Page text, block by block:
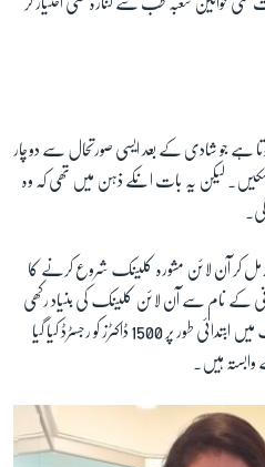
ہوتا ہے جو شادی کے بعد ایسی صورتحال سے دوچار
سکیں۔ لیکن یہ بات انکے ذہن میں تھی کہ وہ
مل کر آن لائن مشورہ کلینک شروع کرنے کا
2017 میں صحت کہانی کے نام سے آن لائن کلینک کی بنیاد رکھی
گئی۔ ڈاکٹر سارا کے مطابق آن لائن کلینک میں ابتدائی طور پر 1500 ڈاکٹرز کو رجسٹرڈ کیا گیا